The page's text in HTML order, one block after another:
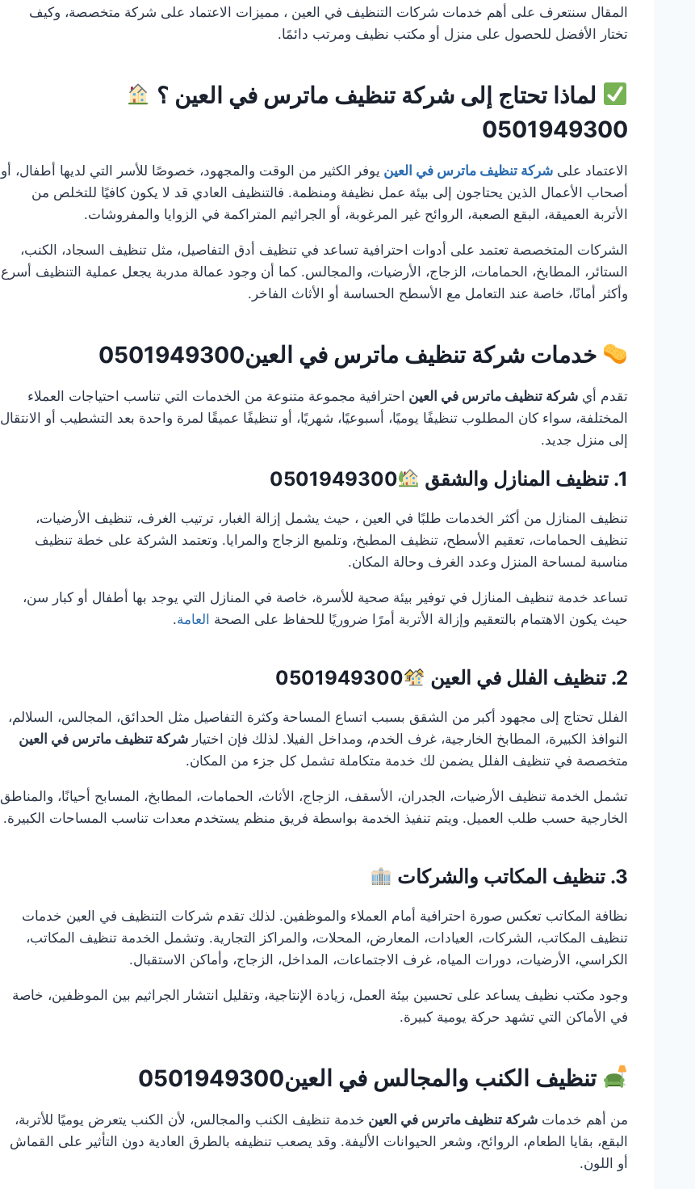
المقال سنتعرف على أهم خدمات شركات التنظيف في العين ، مميزات الاعتماد على شركة متخصصة، وكيف
تختار الأفضل للحصول على منزل أو مكتب نظيف ومرتب دائمًا.
لماذا تحتاج إلى شركة تنظيف ماترس في العين ؟
0501949300
الاعتماد علىشركة تنظيف ماترس في العين يوفر الكثير من الوقت والمجهود، خصوصًا للأسر التي لديها أطفال، أو
أصحاب الأعمال الذين يحتاجون إلى بيئة عمل نظيفة ومنظمة. فالتنظيف العادي قد لا يكون كافيًا للتخلص من
الأتربة العميقة، البقع الصعبة، الروائح غير المرغوبة، أو الجراثيم المتراكمة في الزوايا والمفروشات.
الشركات المتخصصة تعتمد على أدوات احترافية تساعد في تنظيف أدق التفاصيل، مثل تنظيف السجاد، الكنب،
الستائر، المطابخ، الحمامات، الزجاج، الأرضيات، والمجالس. كما أن وجود عمالة مدربة يجعل عملية التنظيف أسرع
وأكثر أمانًا، خاصة عند التعامل مع الأسطح الحساسة أو الأثاث الفاخر.
خدمات شركة تنظيف ماترس في العين0501949300
تقدم أيشركة تنظيف ماترس في العين احترافية مجموعة متنوعة من الخدمات التي تناسب احتياجات العملاء
المختلفة، سواء كان المطلوب تنظيفًا يوميًا، أسبوعيًا، شهريًا، أو تنظيفًا عميقًا لمرة واحدة بعد التشطيب أو الانتقال
إلى منزل جديد.
1. تنظيف المنازل والشقق 0501949300
تنظيف المنازل من أكثر الخدمات طلبًا في العين ، حيث يشمل إزالة الغبار، ترتيب الغرف، تنظيف الأرضيات،
تنظيف الحمامات، تعقيم الأسطح، تنظيف المطبخ، وتلميع الزجاج والمرايا. وتعتمد الشركة على خطة تنظيف
مناسبة لمساحة المنزل وعدد الغرف وحالة المكان.
تساعد خدمة تنظيف المنازل في توفير بيئة صحية للأسرة، خاصة في المنازل التي يوجد بها أطفال أو كبار سن،
حيث يكون الاهتمام بالتعقيم وإزالة الأتربة أمرًا ضروريًا للحفاظ على الصحة العامة.
2. تنظيف الفلل في العين 0501949300
الفلل تحتاج إلى مجهود أكبر من الشقق بسبب اتساع المساحة وكثرة التفاصيل مثل الحدائق، المجالس، السلالم،
النوافذ الكبيرة، المطابخ الخارجية، غرف الخدم، ومداخل الفيلا. لذلك فإن اختيارشركة تنظيف ماترس في العين
متخصصة في تنظيف الفلل يضمن لك خدمة متكاملة تشمل كل جزء من المكان.
تشمل الخدمة تنظيف الأرضيات، الجدران، الأسقف، الزجاج، الأثاث، الحمامات، المطابخ، المسابح أحيانًا، والمناطق
الخارجية حسب طلب العميل. ويتم تنفيذ الخدمة بواسطة فريق منظم يستخدم معدات تناسب المساحات الكبيرة.
3. تنظيف المكاتب والشركات
نظافة المكاتب تعكس صورة احترافية أمام العملاء والموظفين. لذلك تقدم شركات التنظيف في العين خدمات
تنظيف المكاتب، الشركات، العيادات، المعارض، المحلات، والمراكز التجارية. وتشمل الخدمة تنظيف المكاتب،
الكراسي، الأرضيات، دورات المياه، غرف الاجتماعات، المداخل، الزجاج، وأماكن الاستقبال.
وجود مكتب نظيف يساعد على تحسين بيئة العمل، زيادة الإنتاجية، وتقليل انتشار الجراثيم بين الموظفين، خاصة
في الأماكن التي تشهد حركة يومية كبيرة.
تنظيف الكنب والمجالس في العين0501949300
من أهم خدماتشركة تنظيف ماترس في العين خدمة تنظيف الكنب والمجالس، لأن الكنب يتعرض يوميًا للأتربة،
البقع، بقايا الطعام، الروائح، وشعر الحيوانات الأليفة. وقد يصعب تنظيفه بالطرق العادية دون التأثير على القماش
أو اللون.